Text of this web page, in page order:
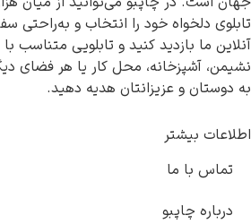
خود را انتخاب و به‌راحتی سفارش
کنید و تابلویی متناسب با سلیقه‌تان
محل کار یا هر فضای دیگر انتخاب
عزیزانتان هدیه دهید.
ما